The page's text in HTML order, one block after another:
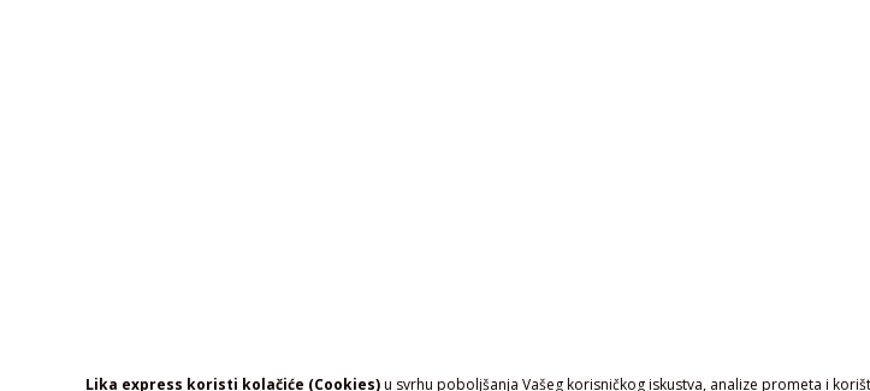
Lika express koristi kolačiće (Cookies)u svrhu poboljšanja Vašeg korisničkog iskustva, analize prometa i